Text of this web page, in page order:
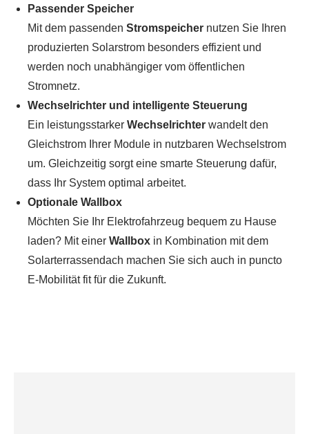
Passender Speicher
Mit dem passenden Stromspeicher nutzen Sie Ihren
produzierten Solarstrom besonders effizient und
werden noch unabhängiger vom öffentlichen
Stromnetz.
Wechselrichter und intelligente Steuerung
Ein leistungsstarker Wechselrichter wandelt den
Gleichstrom Ihrer Module in nutzbaren Wechselstrom
um. Gleichzeitig sorgt eine smarte Steuerung dafür,
dass Ihr System optimal arbeitet.
Optionale Wallbox
Möchten Sie Ihr Elektrofahrzeug bequem zu Hause
laden? Mit einer Wallbox in Kombination mit dem
Solarterrassendach machen Sie sich auch in puncto
E-Mobilität fit für die Zukunft.